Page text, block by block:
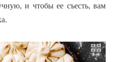
и чтобы ее съесть, вам